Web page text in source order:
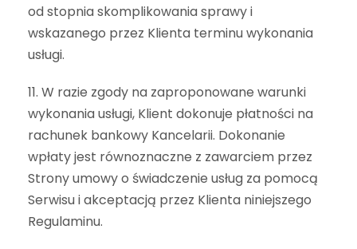
od stopnia skomplikowania sprawy i
wskazanego przez Klienta terminu wykonania
usługi.
11. W razie zgody na zaproponowane warunki
wykonania usługi, Klient dokonuje płatności na
rachunek bankowy Kancelarii. Dokonanie
wpłaty jest równoznaczne z zawarciem przez
Strony umowy o świadczenie usług za pomocą
Serwisu i akceptacją przez Klienta niniejszego
Regulaminu.